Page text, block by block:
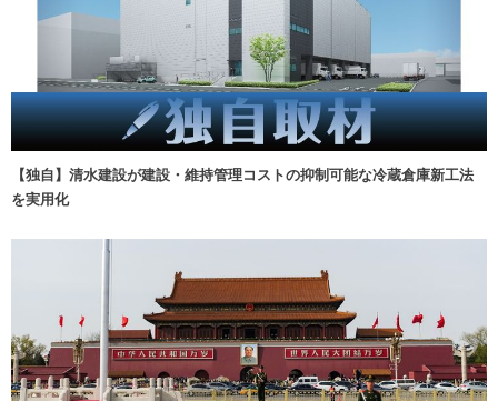
【独自】清水建設が建設・維持管理コストの抑制可能な冷蔵倉庫新工法
を実用化